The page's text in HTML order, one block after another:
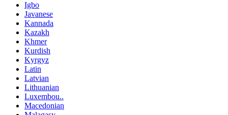
Igbo
Javanese
Kannada
Kazakh
Khmer
Kurdish
Kyrgyz
Latin
Latvian
Lithuanian
Luxembou..
Macedonian